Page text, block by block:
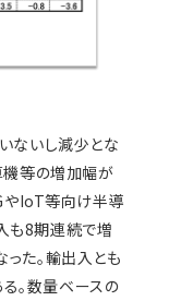
ないし減少とな
機等の増加幅が
やIoT等向け半導
も8期連続で増
た。輸出入とも
。数量ベースの